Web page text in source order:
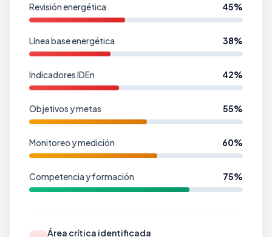
Revisión energética 45%
Línea base energética 38%
Indicadores IDEn 42%
Objetivos y metas 55%
Monitoreo y medición 60%
Competencia y formación 75%
Área crítica identificada